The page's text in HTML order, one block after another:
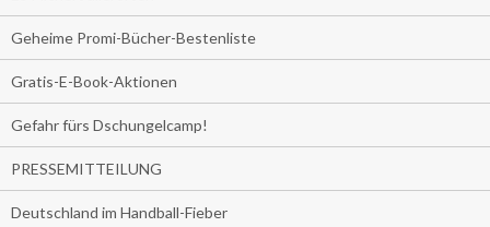
Geheime Promi-Bücher-Bestenliste
Gratis-E-Book-Aktionen
Gefahr fürs Dschungelcamp!
PRESSEMITTEILUNG
Deutschland im Handball-Fieber